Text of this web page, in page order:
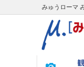
みゅうローマ